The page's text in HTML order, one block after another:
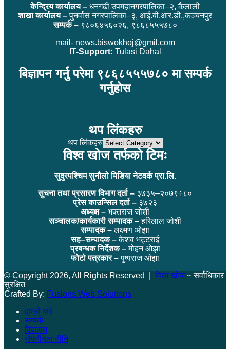
केन्द्रिय कार्यालय – धनगढी उपमहानगरपालिका–२, कैलाली
शाखा कार्यालय –पुनर्वास नगरपालिका–३, आई.बी.आर.डी.,कञ्चनपुर
सम्पर्क –९८०६४५६०२६, ९८६८५५५७८०
mail- news.biswokhoj@gmil.com
IT-Support: Tulasi Dahal
बिज्ञापन गर्नु परेमा ९८६८५५५७८० मा सम्पर्क
गर्नुहोस
थप लिंकहरु
थप लिंकहरु
विश्व खोज तर्फको टिमः
सुदुरपश्चिम सुनौलो मिडिया नेटवर्क प्रा.लि.
सुचना तथा प्रसारण विभाग दर्ता – ३७३५–२०७९÷८०
प्रेस काउन्सिल दर्ता – ३७२३
अध्यक्ष – भक्तराज जोशी
सञ्चालक/कार्यकारी सम्पादक –हरिलाल जोशी
सम्पादक –लक्ष्मण ओझा
सह–सम्पादक –केशव भट्टराई
प्रबन्धक निर्देशक –मोहन ओझा
फोटो पत्रकार –पुष्पराज ओझा
© Copyright 2026, All Rights Reserved | विश्व खोज~ सर्वाधिकार
सुरक्षित
Crafted By: Fusions Web Solutions
हाम्रो बारे
सम्पर्क
विज्ञापन
गोपनीयता नीति